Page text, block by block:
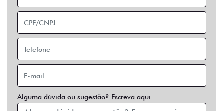
Alguma dúvida ou sugestão? Escreva aqui.